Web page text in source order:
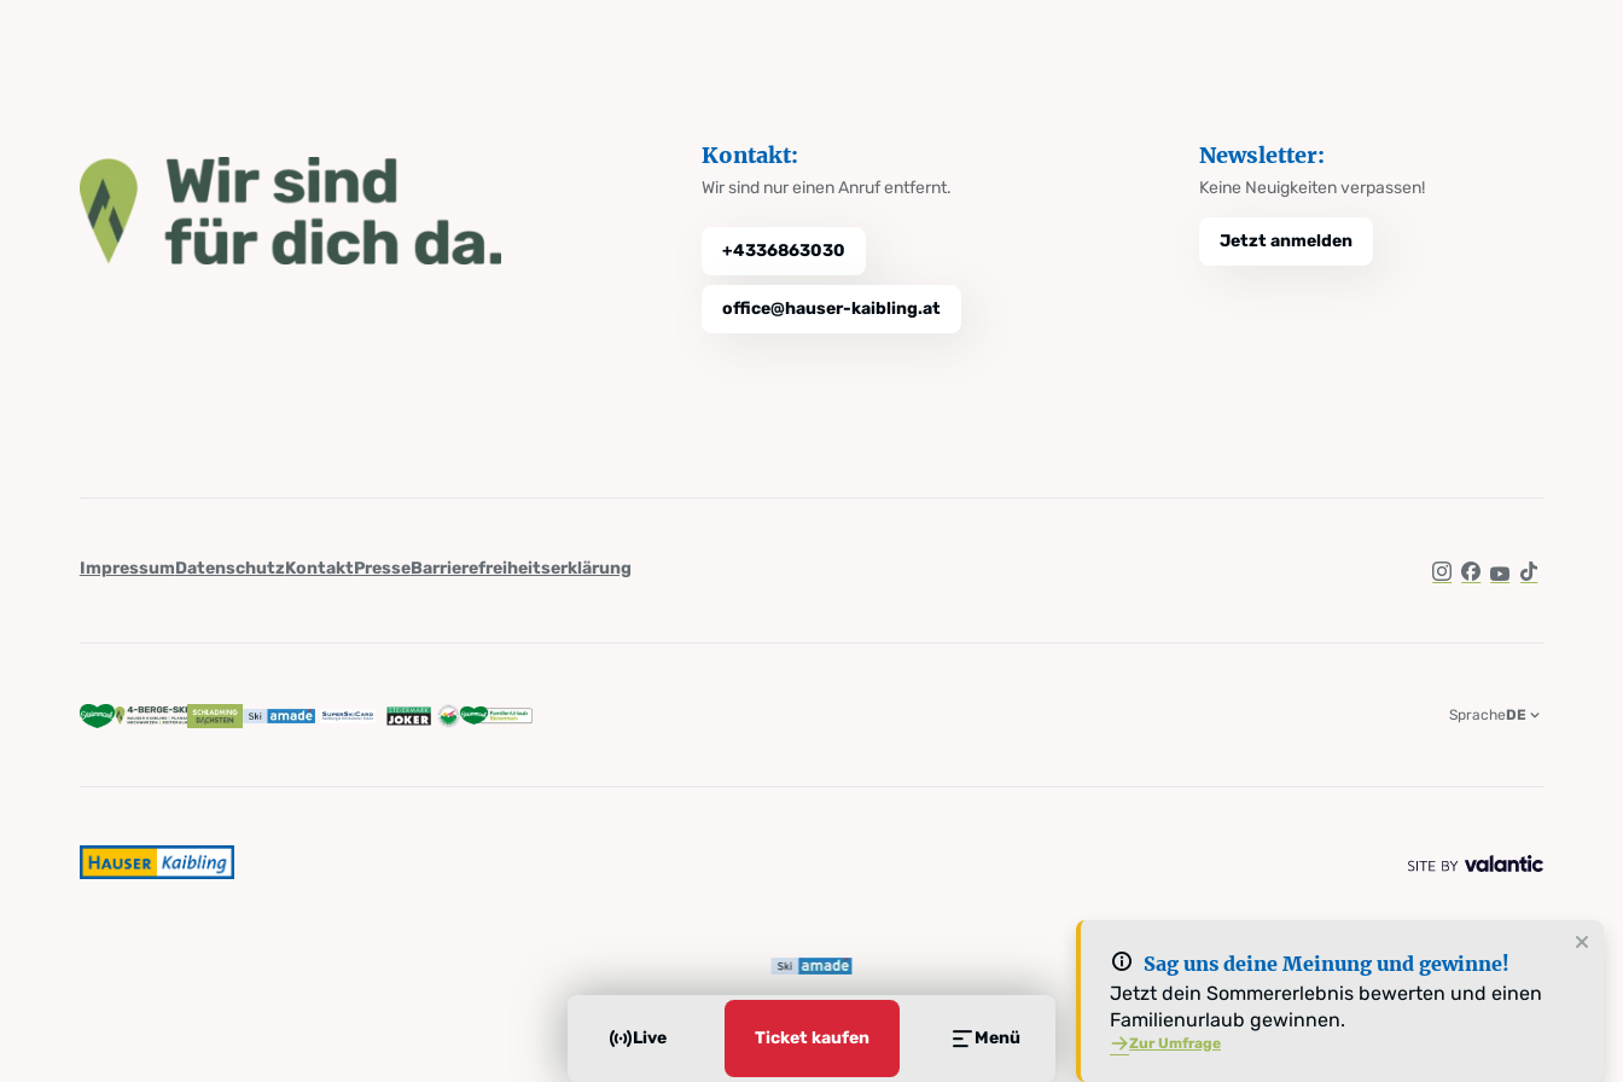
Live Ticket kaufen Menü
Sag uns deine Meinung und gewinne!
Jetzt dein Sommererlebnis bewerten und einen
Familienurlaub gewinnen.
Zur Umfrage
Kontakt:
Wir sind nur einen Anruf entfernt.
+4336863030
office@hauser-kaibling.at
Newsletter:
Keine Neuigkeiten verpassen!
Jetzt anmelden
ImpressumDatenschutzKontaktPresseBarrierefreiheitserklärung
Instagram
Facebook
YouTube
TikTok
SpracheDE